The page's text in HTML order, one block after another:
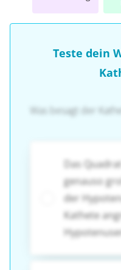
Teste dein
Was besagt der
Das
genauso
der
Kathete